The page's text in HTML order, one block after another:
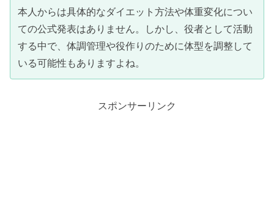
本人からは具体的なダイエット方法や体重変化につい
ての公式発表はありません。しかし、役者として活動
する中で、体調管理や役作りのために体型を調整して
いる可能性もありますよね。
スポンサーリンク